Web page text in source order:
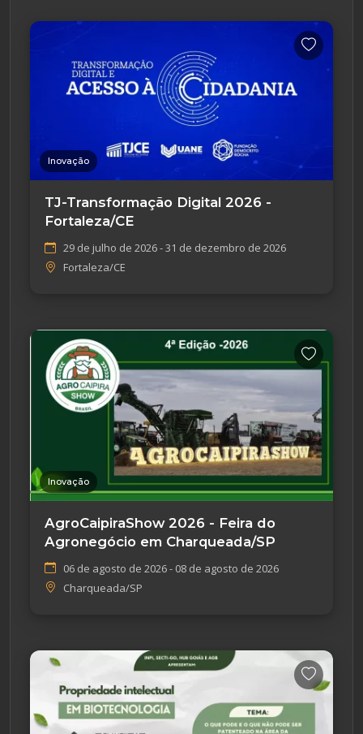
Inovação
TJ-Transformação Digital 2026 -
Fortaleza/CE
29 de julho de 2026 - 31 de dezembro de 2026
Fortaleza/CE
Inovação
AgroCaipiraShow 2026 - Feira do
Agronegócio em Charqueada/SP
06 de agosto de 2026 - 08 de agosto de 2026
Charqueada/SP